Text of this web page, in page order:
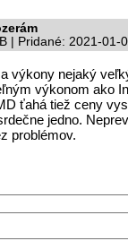
| Pridané: 2021-01-
výkony nejaký
výkonom ako
ťahá tiež ceny
jedno.
problémov.